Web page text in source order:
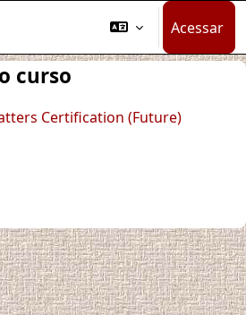
Acessar
curso
Certification (Future)